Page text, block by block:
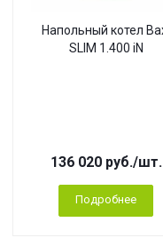
Напольный котел
SLIM 1.400 iN
136 020руб./шт.
Подробнее